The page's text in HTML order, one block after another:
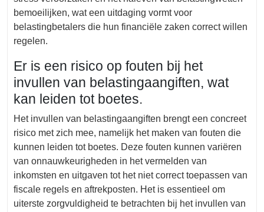
bemoeilijken, wat een uitdaging vormt voor
belastingbetalers die hun financiële zaken correct willen
regelen.
Er is een risico op fouten bij het
invullen van belastingaangiften, wat
kan leiden tot boetes.
Het invullen van belastingaangiften brengt een concreet
risico met zich mee, namelijk het maken van fouten die
kunnen leiden tot boetes. Deze fouten kunnen variëren
van onnauwkeurigheden in het vermelden van
inkomsten en uitgaven tot het niet correct toepassen van
fiscale regels en aftrekposten. Het is essentieel om
uiterste zorgvuldigheid te betrachten bij het invullen van